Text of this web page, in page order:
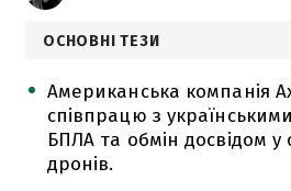
ОСНОВНІ ТЕЗИ
Американська компанія
співпрацю з
БПЛА та обмін досвідом у
дронів.